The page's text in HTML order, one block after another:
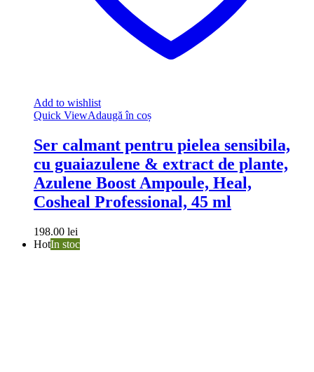
Add to wishlist
Quick ViewAdaugă în coș
Ser calmant pentru pielea sensibila,
cu guaiazulene & extract de plante,
Azulene Boost Ampoule, Heal,
Cosheal Professional, 45 ml
198.00 lei
HotIn stoc